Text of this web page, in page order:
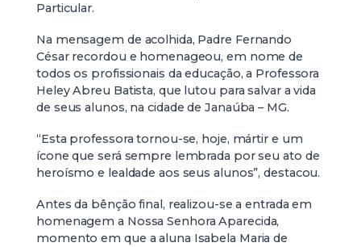
Particular.
Na mensagem de acolhida, Padre Fernando
César recordou e homenageou, em nome de
todos os profissionais da educação, a Professora
Heley Abreu Batista, que lutou para salvar a vida
de seus alunos, na cidade de Janaúba – MG.
“Esta professora tornou-se, hoje, mártir e um
ícone que será sempre lembrada por seu ato de
heroísmo e lealdade aos seus alunos”, destacou.
Antes da bênção final, realizou-se a entrada em
homenagem a Nossa Senhora Aparecida,
momento em que a aluna Isabela Maria de